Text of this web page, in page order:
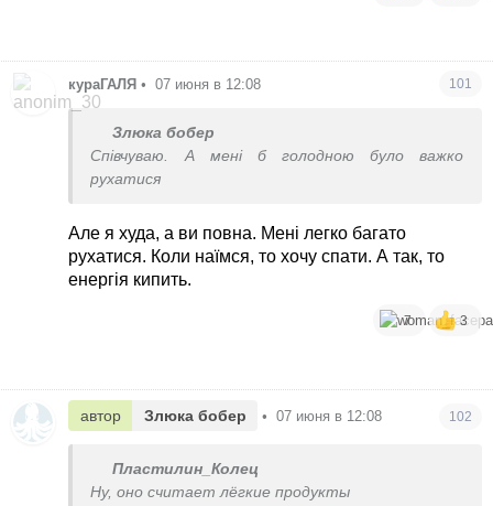
кураГАЛЯ • 07 июня в 12:08 101
Злюка бобер
Співчуваю. А мені б голодною було важко
рухатися
Але я худа, а ви повна. Мені легко багато
рухатися. Коли наїмся, то хочу спати. А так, то
енергія кипить.
7 3
автор Злюка бобер • 07 июня в 12:08 102
Пластилин_Колец
Ну, оно считает лёгкие продукты